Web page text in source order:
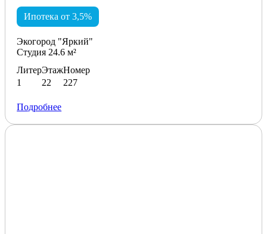
Ипотека от 3,5%
Экогород "Яркий"
Студия 24.6 м²
Литер
1
Этаж
22
Номер
227
Подробнее